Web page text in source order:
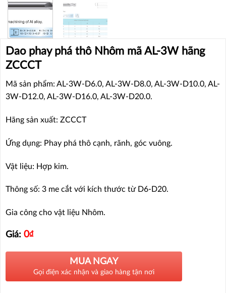
Dao phay phá thô Nhôm mã AL-3W hãng
ZCCCT
Mã sản phẩm: AL-3W-D6.0, AL-3W-D8.0, AL-3W-D10.0, AL-
3W-D12.0, AL-3W-D16.0, AL-3W-D20.0.
Hãng sản xuất: ZCCCT
Ứng dụng: Phay phá thô cạnh, rãnh, góc vuông.
Vật liệu: Hợp kim.
Thông số: 3 me cắt với kích thước từ D6-D20.
Gia công cho vật liệu Nhôm.
Giá: 0₫
MUA NGAY
Gọi điện xác nhận và giao hàng tận nơi